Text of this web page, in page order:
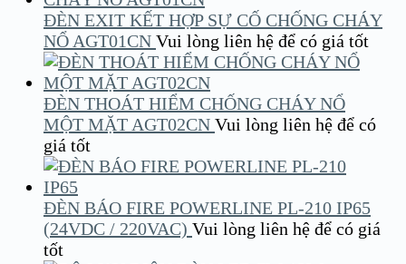
ĐÈN EXIT KẾT HỢP SỰ CỐ CHỐNG CHÁY
NỔ AGT01CN Vui lòng liên hệ để có giá tốt
ĐÈN THOÁT HIỂM CHỐNG CHÁY NỔ
MỘT MẶT AGT02CN Vui lòng liên hệ để có
giá tốt
ĐÈN BÁO FIRE POWERLINE PL-210 IP65
(24VDC / 220VAC) Vui lòng liên hệ để có giá
tốt